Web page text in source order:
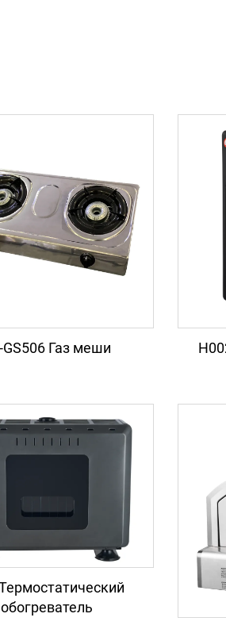
GS506 Газ меши
обогреватель